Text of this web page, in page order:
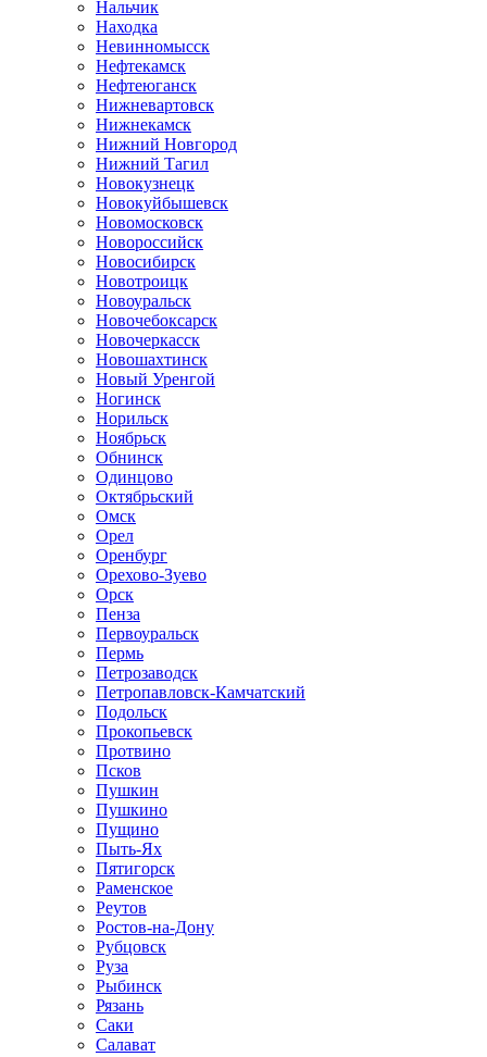
Нальчик
Находка
Невинномысск
Нефтекамск
Нефтеюганск
Нижневартовск
Нижнекамск
Нижний Новгород
Нижний Тагил
Новокузнецк
Новокуйбышевск
Новомосковск
Новороссийск
Новосибирск
Новотроицк
Новоуральск
Новочебоксарск
Новочеркасск
Новошахтинск
Новый Уренгой
Ногинск
Норильск
Ноябрьск
Обнинск
Одинцово
Октябрьский
Омск
Орел
Оренбург
Орехово-Зуево
Орск
Пенза
Первоуральск
Пермь
Петрозаводск
Петропавловск-Камчатский
Подольск
Прокопьевск
Протвино
Псков
Пушкин
Пушкино
Пущино
Пыть-Ях
Пятигорск
Раменское
Реутов
Ростов-на-Дону
Рубцовск
Руза
Рыбинск
Рязань
Саки
Салават